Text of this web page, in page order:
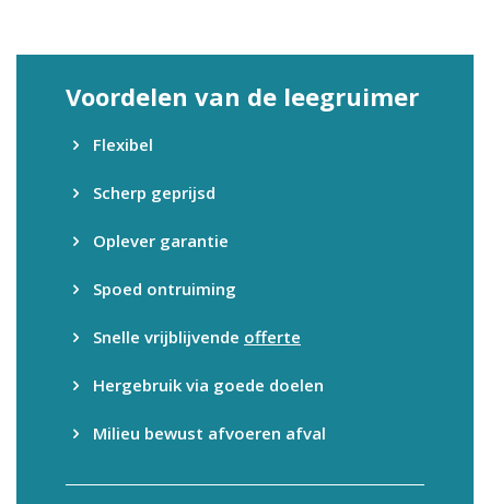
Voordelen van de leegruimer
Flexibel
Scherp geprijsd
Oplever garantie
Spoed ontruiming
Snelle vrijblijvende offerte
Hergebruik via goede doelen
Milieu bewust afvoeren afval